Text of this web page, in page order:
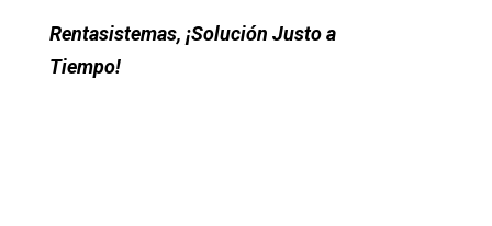
Rentasistemas, ¡Solución Justo a
Tiempo!